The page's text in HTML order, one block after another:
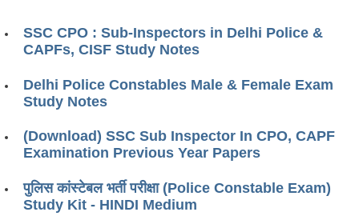
PDF NOTES
SSC CHSL PDF Notes
SSC CGL Tier-2 Notes
Scientific Assistant(IMD) PDF Notes
SSC Junior Engineer Notes
SSC CPO : Sub-Inspectors in Delhi Police &
CAPFs, CISF Study Notes
Delhi Police Constables Male & Female Exam
Study Notes
(Download) SSC Sub Inspector In CPO, CAPF
Examination Previous Year Papers
पुलिस कांस्टेबल भर्ती परीक्षा (Police Constable Exam)
Study Kit - HINDI Medium